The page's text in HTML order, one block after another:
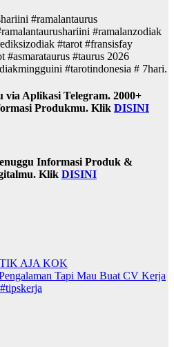
#ramalantaurus
#ramalanzodiak
#tarot #fransisfay
#asmarataurus #taurus 2026
#tarotindonesia # 7hari.
via Aplikasi Telegram. 2000+
Produkmu. Klik DISINI
Informasi Produk &
Klik DISINI
AJA KOK
Tapi Mau Buat CV Kerja